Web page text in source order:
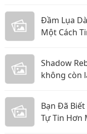
Đầm Lụa
Một Cách
Shadow
không còn
Bạn Đã Biết
Tự Tin Hơn